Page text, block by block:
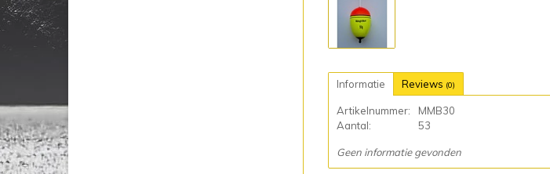
Informatie Reviews (0)
Artikelnummer:
MMB30
Aantal:
53
Geen informatie gevonden